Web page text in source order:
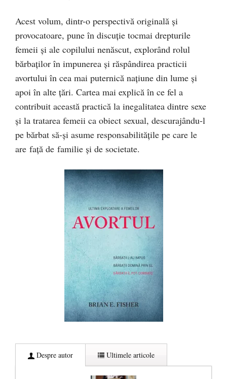
Acest volum, dintr-o perspectivă originală şi
provocatoare, pune în discuţie tocmai drepturile
femeii şi ale copilului nenăscut, explorând rolul
bărbaţilor în impunerea şi răspândirea practicii
avortului în cea mai puternică naţiune din lume şi
apoi în alte ţări. Cartea mai explică în ce fel a
contribuit această practică la inegalitatea dintre sexe
şi la tratarea femeii ca obiect sexual, descurajându-l
pe bărbat să-şi asume responsabilităţile pe care le
are faţă de familie şi de societate.
Despre autor Ultimele articole